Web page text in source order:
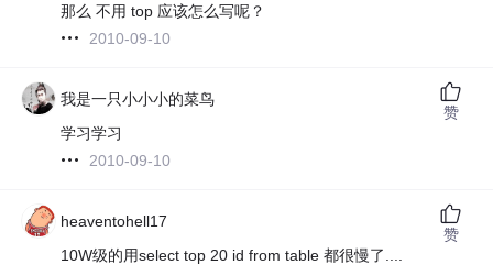
那么 不用 top 应该怎么写呢？
2010-09-10
我是一只小小小的菜鸟
学习学习
2010-09-10
赞
heaventohell17
10W级的用select top 20 id from table 都很慢了....
赞